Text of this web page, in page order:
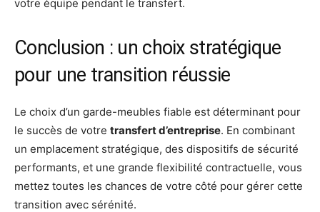
votre équipe pendant le transfert.
Conclusion : un choix stratégique
pour une transition réussie
Le choix d’un garde-meubles fiable est déterminant pour
le succès de votre transfert d’entreprise. En combinant
un emplacement stratégique, des dispositifs de sécurité
performants, et une grande flexibilité contractuelle, vous
mettez toutes les chances de votre côté pour gérer cette
transition avec sérénité.